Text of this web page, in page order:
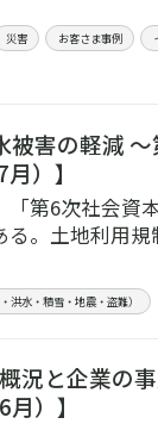
災害 お客さま事例
害の軽減
）】
第6次社会資
。土地利用
洪水・積雪・地震・盗難）
況と企業の
）】